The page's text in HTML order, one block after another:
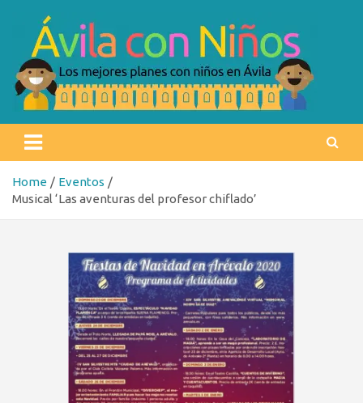
content
Ávila con niños
Home
Eventos
Musical ‘Las aventuras del profesor chiflado’